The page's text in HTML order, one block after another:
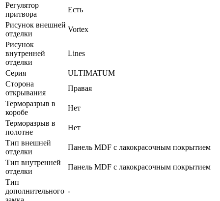
Регулятор
притвора
Есть
Рисунок внешней
отделки
Vortex
Рисунок
внутренней
отделки
Lines
Серия
ULTIMATUM
Сторона
открывания
Правая
Терморазрыв в
коробе
Нет
Терморазрыв в
полотне
Нет
Тип внешней
отделки
Панель MDF с лакокрасочным покрытием
Тип внутренней
отделки
Панель MDF с лакокрасочным покрытием
Тип
дополнительного -